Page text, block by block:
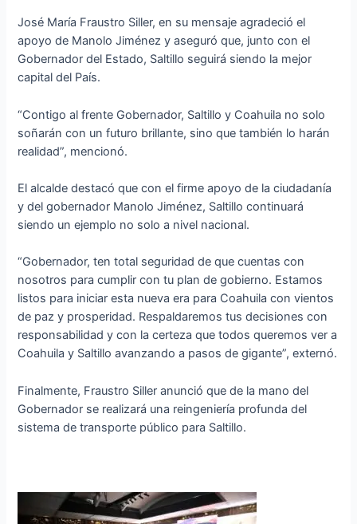
José María Fraustro Siller, en su mensaje agradeció el
apoyo de Manolo Jiménez y aseguró que, junto con el
Gobernador del Estado, Saltillo seguirá siendo la mejor
capital del País.
“Contigo al frente Gobernador, Saltillo y Coahuila no solo
soñarán con un futuro brillante, sino que también lo harán
realidad”, mencionó.
El alcalde destacó que con el firme apoyo de la ciudadanía
y del gobernador Manolo Jiménez, Saltillo continuará
siendo un ejemplo no solo a nivel nacional.
“Gobernador, ten total seguridad de que cuentas con
nosotros para cumplir con tu plan de gobierno. Estamos
listos para iniciar esta nueva era para Coahuila con vientos
de paz y prosperidad. Respaldaremos tus decisiones con
responsabilidad y con la certeza que todos queremos ver a
Coahuila y Saltillo avanzando a pasos de gigante”, externó.
Finalmente, Fraustro Siller anunció que de la mano del
Gobernador se realizará una reingeniería profunda del
sistema de transporte público para Saltillo.